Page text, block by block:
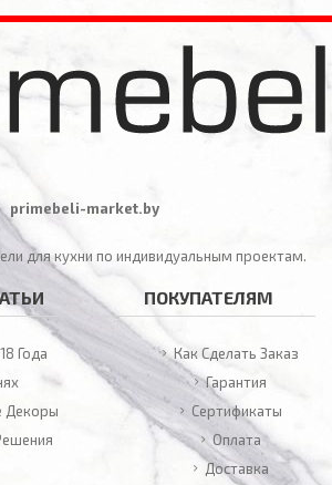
primebeli-market.by
для кухни по индивидуальным проектам.
Года
Декоры
ПОКУПАТЕЛЯМ
Как Сделать Заказ
Гарантия
Сертификаты
Оплата
Доставка